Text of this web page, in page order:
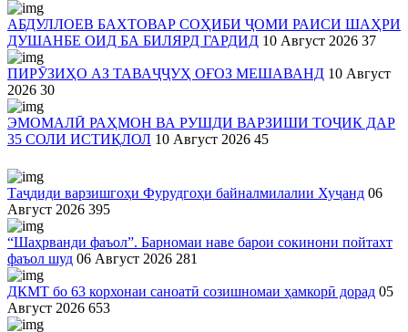
АБДУЛЛОЕВ БАХТОВАР СОҲИБИ ҶОМИ РАИСИ ШАҲРИ
ДУШАНБЕ ОИД БА БИЛЯРД ГАРДИД 10 Август 2026 37
ПИРӮЗИҲО АЗ ТАВАҶҶУҲ ОҒОЗ МЕШАВАНД 10 Август
2026 30
ЭМОМАЛӢ РАҲМОН ВА РУШДИ ВАРЗИШИ ТОҶИК ДАР
35 СОЛИ ИСТИҚЛОЛ 10 Август 2026 45
Таҷдиди варзишгоҳи Фурудгоҳи байналмилалии Хуҷанд 06
Август 2026 395
“Шаҳрванди фаъол”. Барномаи наве барои сокинони пойтахт
фаъол шуд 06 Август 2026 281
ДКМТ бо 63 корхонаи саноатӣ созишномаи ҳамкорӣ дорад 05
Август 2026 653